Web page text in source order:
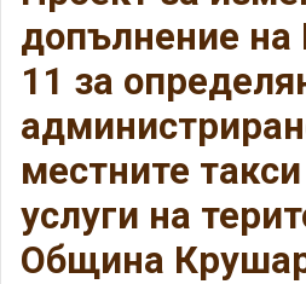
допълнение
11 за
местните
услуги на
Община